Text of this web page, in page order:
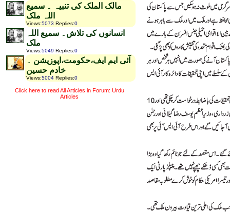
مالک الملک کی تنبیہ ۔ سمیع
اللہ ملک
Views:5073 Replies:0
انسانوں کی تلاش۔ سمیع اللہ
ملک
Views:5049 Replies:0
آئی ایم ایف،حکومت،اپوزیشن ۔
خادم حسین
Views:5004 Replies:0
Click here to read All Articles in Forum: Urdu
Articles